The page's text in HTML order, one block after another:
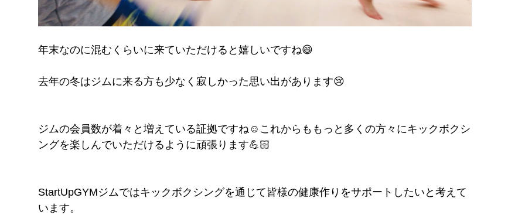
年末なのに混むくらいに来ていただけると嬉しいですね😄
去年の冬はジムに来る方も少なく寂しかった思い出があります😢
ジムの会員数が着々と増えている証拠ですね☺️これからももっと多くの方々にキックボクシ
ングを楽しんでいただけるように頑張ります💪🏻
StartUpGYMジムではキックボクシングを通じて皆様の健康作りをサポートしたいと考えて
います。